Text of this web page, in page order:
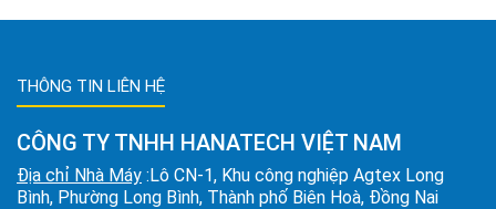
THÔNG TIN LIÊN HỆ
CÔNG TY TNHH HANATECH VIỆT NAM
Địa chỉ Nhà Máy :Lô CN-1, Khu công nghiệp Agtex Long
Bình, Phường Long Bình, Thành phố Biên Hoà, Đồng Nai